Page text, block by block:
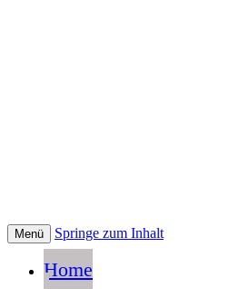
Menü Springe zum Inhalt
Home